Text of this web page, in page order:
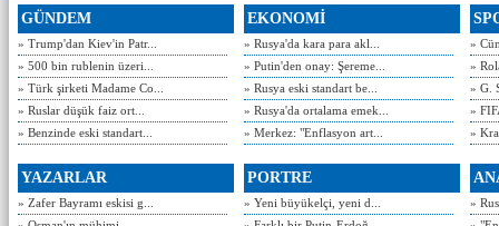
GÜNDEM
» Trump'dan Kiev'in Patr...
» 500 bin rublenin üzeri...
» Türk şirketi Madame Co...
» Ruslar düşük faiz ort...
» Benzinde eski standart...
EKONOMİ
» Rusya'da kara para akl...
» Putin'den onay: Şereme...
» Rusya eski standart be...
» Rusya'da ortalama emek...
» Merkez: "Enflasyon art...
»
»
» G.
»
»
YAZARLAR
» Zafer Bayramı eskisi g...
PORTRE
» Yeni büyükelçi, yeni d...
»